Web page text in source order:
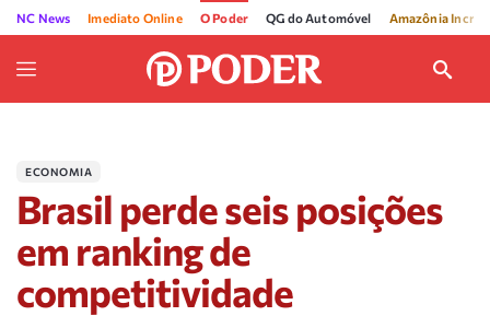
NC News Imediato Online O Poder QG do Automóvel Amazônia
ECONOMIA
Brasil perde seis posições
em ranking de
competitividade